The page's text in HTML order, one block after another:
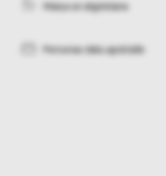
Maiņa un atgriešana
Personas datu apstrāde